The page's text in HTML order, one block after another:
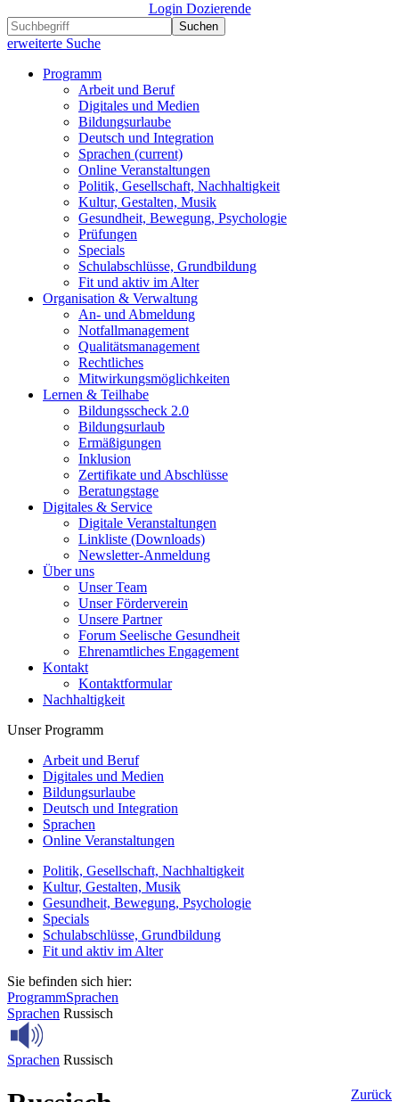
Login Dozierende
Suchen
erweiterte Suche
Programm
Arbeit und Beruf
Digitales und Medien
Bildungsurlaube
Deutsch und Integration
Sprachen (current)
Online Veranstaltungen
Politik, Gesellschaft, Nachhaltigkeit
Kultur, Gestalten, Musik
Gesundheit, Bewegung, Psychologie
Prüfungen
Specials
Schulabschlüsse, Grundbildung
Fit und aktiv im Alter
Organisation & Verwaltung
An- und Abmeldung
Notfallmanagement
Qualitätsmanagement
Rechtliches
Mitwirkungsmöglichkeiten
Lernen & Teilhabe
Bildungsscheck 2.0
Bildungsurlaub
Ermäßigungen
Inklusion
Zertifikate und Abschlüsse
Beratungstage
Digitales & Service
Digitale Veranstaltungen
Linkliste (Downloads)
Newsletter-Anmeldung
Über uns
Unser Team
Unser Förderverein
Unsere Partner
Forum Seelische Gesundheit
Ehrenamtliches Engagement
Kontakt
Kontaktformular
Nachhaltigkeit
Unser Programm
Arbeit und Beruf
Digitales und Medien
Bildungsurlaube
Deutsch und Integration
Sprachen
Online Veranstaltungen
Politik, Gesellschaft, Nachhaltigkeit
Kultur, Gestalten, Musik
Gesundheit, Bewegung, Psychologie
Specials
Schulabschlüsse, Grundbildung
Fit und aktiv im Alter
Sie befinden sich hier:
ProgrammSprachen
Sprachen Russisch
Sprachen Russisch
Zurück